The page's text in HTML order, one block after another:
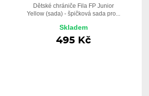
Dětské chrániče Fila FP Junior
Yellow (sada) - špičková sada pro...
Skladem
495 Kč